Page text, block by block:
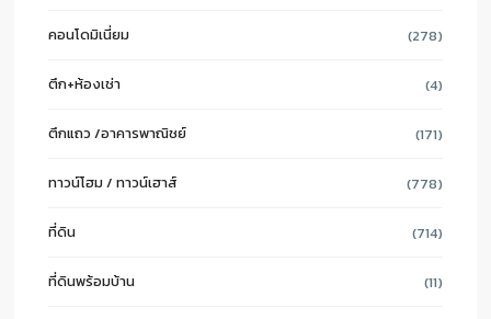
คอนโดมิเนี่ยม (278)
ตึก+ห้องเช่า (4)
ตึกแถว /อาคารพาณิชย์ (171)
ทาวน์โฮม / ทาวน์เฮาส์ (778)
ที่ดิน (714)
ที่ดินพร้อมบ้าน (11)